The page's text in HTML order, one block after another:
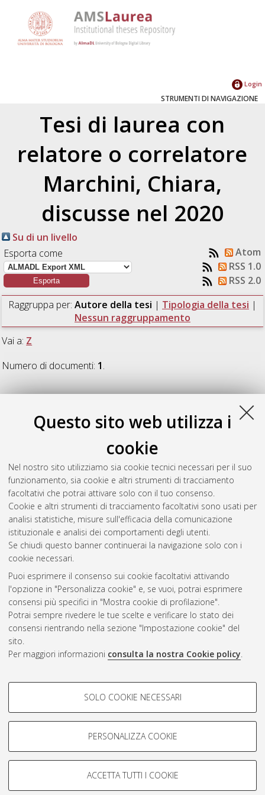
Questo sito web utilizza i
cookie
Nel nostro sito utilizziamo sia cookie tecnici necessari per il suo
funzionamento, sia cookie e altri strumenti di tracciamento
facoltativi che potrai attivare solo con il tuo consenso.
Cookie e altri strumenti di tracciamento facoltativi sono usati per
analisi statistiche, misure sull'efficacia della comunicazione
istituzionale e analisi dei comportamenti degli utenti.
Se chiudi questo banner continuerai la navigazione solo con i
cookie necessari.
Puoi esprimere il consenso sui cookie facoltativi attivando
l'opzione in "Personalizza cookie" e, se vuoi, potrai esprimere
consensi più specifici in "Mostra cookie di profilazione".
Potrai sempre rivedere le tue scelte e verificare lo stato dei
consensi rientrando nella sezione "Impostazione cookie" del
sito.
Per maggiori informazioni consulta la nostra Cookie policy.
COOKIE DI PROFILAZIONE -
Si tratta di cookie utilizzati per analizzare le caratteristiche della
navigazione degli utenti, creare profili in base al loro comportamento
Mostra cookie di profilazione
COOKIE TECNICI - NECESSARI
SOLO COOKIE NECESSARI
PERSONALIZZA COOKIE
ACCETTA TUTTI I COOKIE
Login
STRUMENTI DI NAVIGAZIONE
Tesi di laurea con
relatore o correlatore
Marchini, Chiara,
discusse nel 2020
Su di un livello
Esporta come
Atom
RSS 1.0
RSS 2.0
Raggruppa per: Autore della tesi | Tipologia della tesi |
Nessun raggruppamento
Vai a: Z
Numero di documenti: 1.
Z
Zuccaro Destefani, Ilaria
solitary zooxanthellate coral Balanophyllia europaea
Panarea Island. [Laurea magistrale], Università di Bologna,
Corso di Studio inBiologia marina [LM-DM270] - Ravenna
Documento ad accesso riservato.
Questa lista e' stata generata ilThu Aug 6 10:41:04 2026
CEST
Atom
Rss 1.0
Rss 2.0
AMS Laurea
Impostazioni Cookie
Informativa sulla privacy
Condizioni d’uso del sito